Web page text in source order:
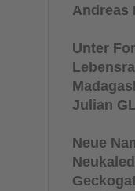
Andreas
Unter
Julian
Neue